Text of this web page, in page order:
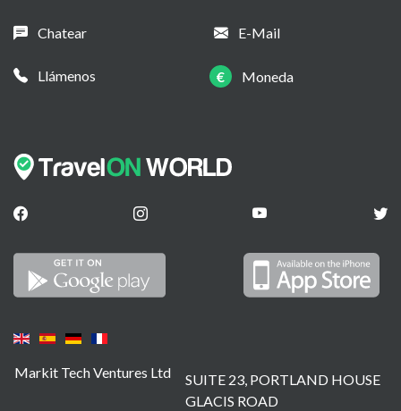
Markit Tech Ventures Ltd
SUITE 23, PORTLAND HOUSE
GLACIS ROAD
Chatear E-Mail
Llámenos € Moneda